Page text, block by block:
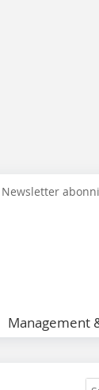
Newsletter
Management